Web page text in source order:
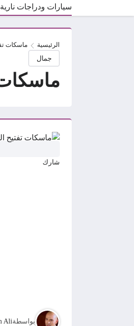
سيارات ودراجات نارية
الرئيسية ماسكات
جمال
ماسكات
شارك
بواسطةAli